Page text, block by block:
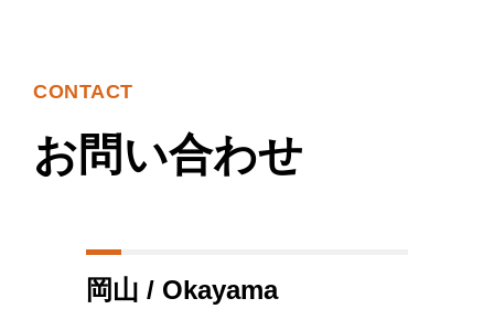
CONTACT
お問い合わせ
岡山 / Okayama